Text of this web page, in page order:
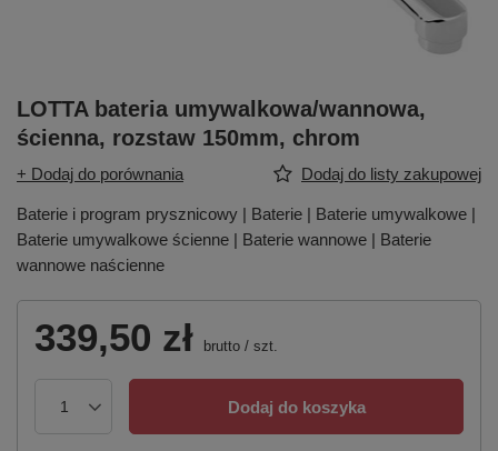
LOTTA bateria umywalkowa/wannowa,
ścienna, rozstaw 150mm, chrom
+ Dodaj do porównania Dodaj do listy zakupowej
Baterie i program prysznicowy | Baterie | Baterie umywalkowe |
Baterie umywalkowe ścienne | Baterie wannowe | Baterie
wannowe naścienne
339,50 zł brutto / szt.
Dodaj do koszyka